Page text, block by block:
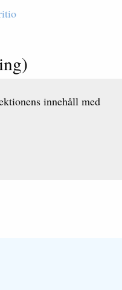
innehåll med